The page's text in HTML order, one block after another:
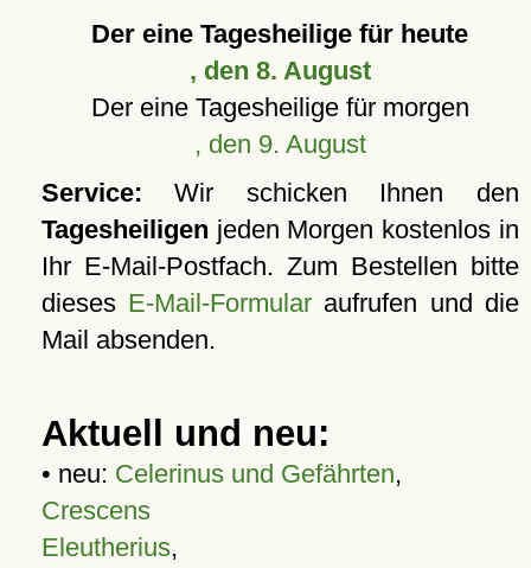
Der eine Tagesheilige für heute
, den 8. August
Der eine Tagesheilige für morgen
, den 9. August
Service: Wir schicken Ihnen den
Tagesheiligen jeden Morgen kostenlos in
Ihr E-Mail-Postfach. Zum Bestellen bitte
dieses E-Mail-Formular aufrufen und die
Mail absenden.
Aktuell und neu:
• neu: Celerinus und Gefährten,
Crescens
Eleutherius,